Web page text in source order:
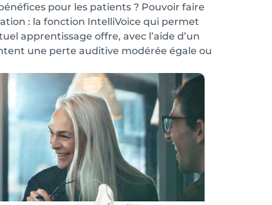
pour les patients ? Pouvoir faire
: la fonction IntelliVoice qui permet
apprentissage offre, avec l’aide d’un
une perte auditive modérée égale ou